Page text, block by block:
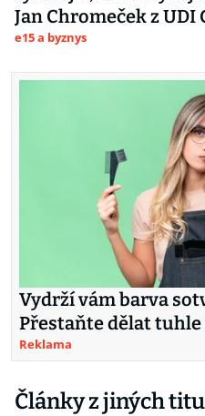
Jan Chromeček z UDI
e15 a byznys
Vydrží vám barva
Přestaňte dělat tuhle
Reklama
Články z jiných